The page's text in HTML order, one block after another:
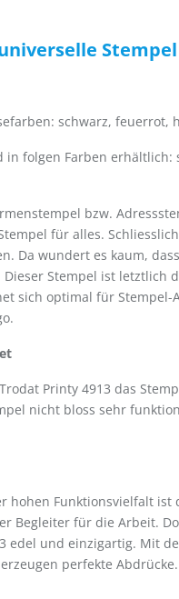
Stempel
schwarz, feuerrot,
in folgen Farben erhältlich:
bzw.
für alles.
Da wundert es kaum,
Stempel ist letztlich
sich optimal für Stempel-
Printy 4913 das
nicht bloss sehr
hohen Funktionsvielfalt ist
Begleiter für die Arbeit.
edel und einzigartig. Mit
perfekte Abdrücke.